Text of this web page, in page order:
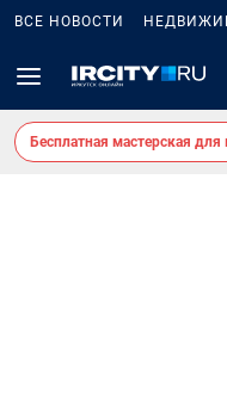
ВСЕ НОВОСТИ
Бесплатная мастерская